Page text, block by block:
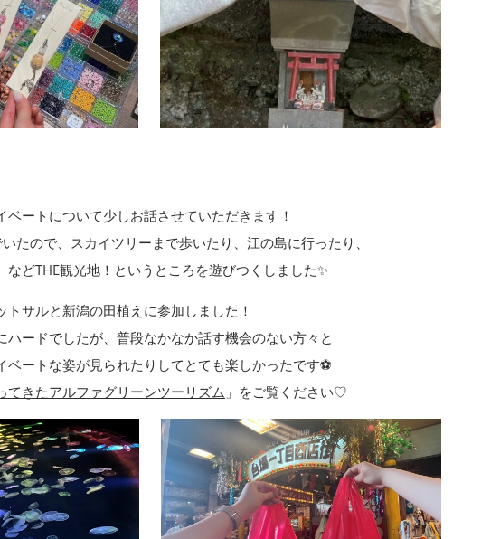
ベートについて少しお話させていただきます！
たので、スカイツリーまで歩いたり、江の島に行ったり、
などTHE観光地！というところを遊びつくしました✨
サルと新潟の田植えに参加しました！
ハードでしたが、普段なかなか話す機会のない方々と
ベートな姿が見られたりしてとても楽しかったです⚽
てきたアルファグリーンツーリズム 」をご覧ください♡